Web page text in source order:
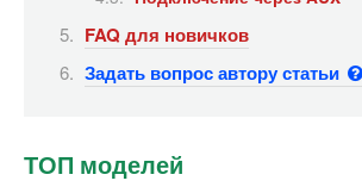
FAQ для новичков
Задать вопрос автору статьи
ТОП моделей